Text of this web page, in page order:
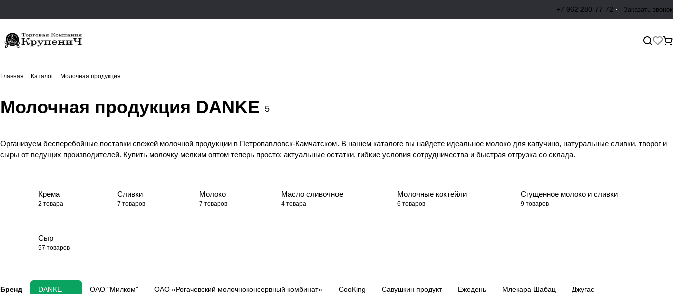
+7 962 280-77-72 Заказать звонок
Главная Каталог Молочная продукция
Молочная продукция DANKE 5
Организуем бесперебойные поставки свежей молочной продукции в Петропавловск-Камчатском. В нашем каталоге вы найдете идеальное молоко для капучино, натуральные сливки, творог и
сыры от ведущих производителей. Купить молочку мелким оптом теперь просто: актуальные остатки, гибкие условия сотрудничества и быстрая отгрузка со склада.
Крема
2 товара
Сливки
7 товаров
Молоко
7 товаров
Масло сливочное
4 товара
Молочные коктейли
6 товаров
Сгущенное молоко и сливки
9 товаров
Сыр
57 товаров
Бренд ОАО "Милком" ОАО «Рогачевский молочноконсервный комбинат» CooKing Савушкин продукт Ежедень Млекара Шабац Джугас
DANKE